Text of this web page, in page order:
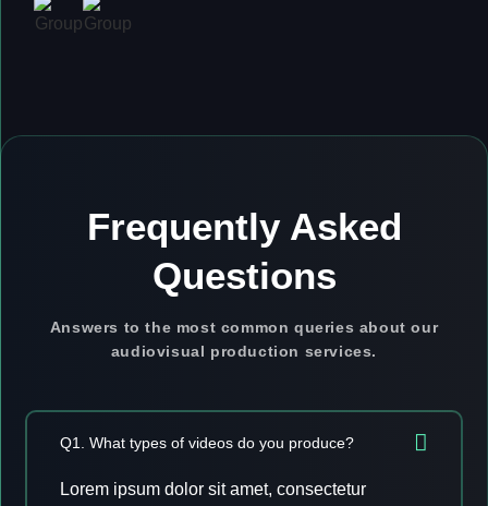
Frequently Asked
Questions
Answers to the most common queries about our
audiovisual production services.
Q1. What types of videos do you produce?
Lorem ipsum dolor sit amet, consectetur